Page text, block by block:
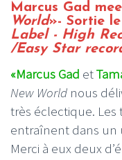
Marcus Gad
World»- Sortie le
Label - High
/Easy Star
«Marcus Gad et
New World nous
très éclectique.
entraînent dans un
Merci à eux deux